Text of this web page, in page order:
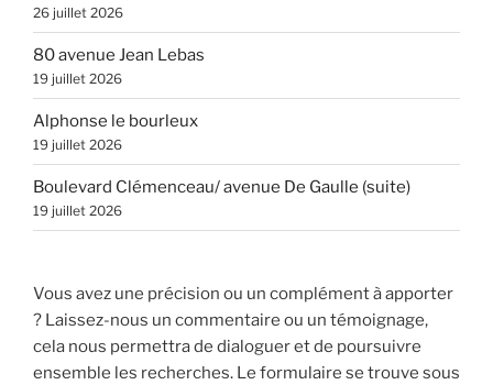
26 juillet 2026
80 avenue Jean Lebas
19 juillet 2026
Alphonse le bourleux
19 juillet 2026
Boulevard Clémenceau/ avenue De Gaulle (suite)
19 juillet 2026
Vous avez une précision ou un complément à apporter
? Laissez-nous un commentaire ou un témoignage,
cela nous permettra de dialoguer et de poursuivre
ensemble les recherches. Le formulaire se trouve sous